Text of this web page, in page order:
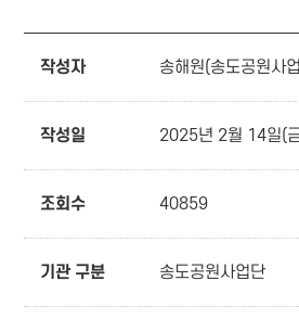
작성자 송해원(송도공원사
작성일 2025년 2월 14일(
조회수 40859
기관 구분 송도공원사업단